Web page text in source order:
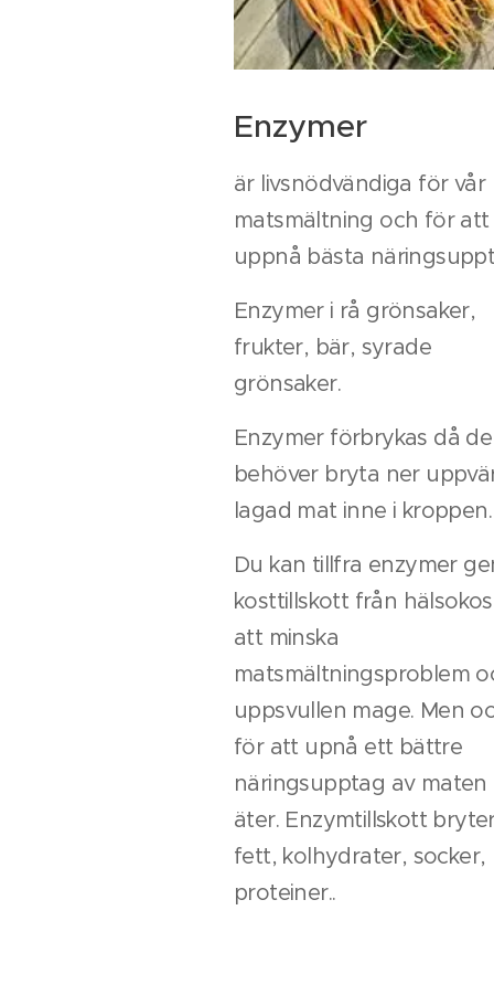
Enzymer
är livsnödvändiga för vår
matsmältning och för att
uppnå bästa
Enzymer i rå grönsaker,
frukter, bär, syrade
grönsaker.
Enzymer förbrykas då de
behöver bryta ner
lagad mat inne i kroppen.
Du kan tillfra enzymer
kosttillskott från
att minska
matsmältningsproblem
uppsvullen mage. Men
för att upnå ett bättre
näringsupptag av maten
äter. Enzymtillskott
fett, kolhydrater, socker,
proteiner..